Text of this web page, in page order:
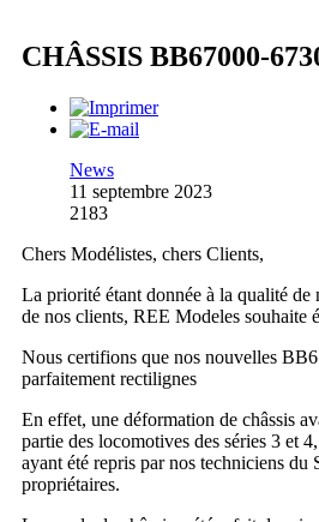
CHÂSSIS BB67000-
News
11 septembre 2023
2183
Chers Modélistes, chers Clients,
La priorité étant donnée à la qualité de
de nos clients, REE Modeles souhaite
Nous certifions que nos nouvelles
parfaitement rectilignes
En effet, une déformation de châssis
partie des locomotives des séries 3 et
ayant été repris par nos techniciens du
propriétaires.